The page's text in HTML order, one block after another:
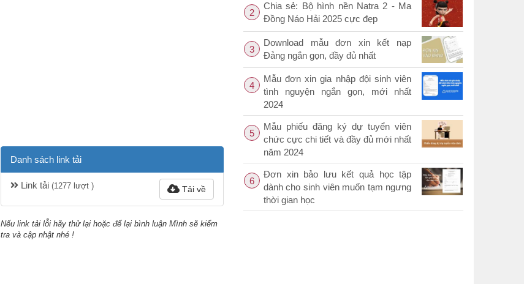
Danh sách link tải
Link tải(1277 lượt ) Tải về
Nếu link tải lỗi hãy thử lại hoặc để lại bình luận Mình sẽ kiểm
tra và cập nhật nhé !
2
Chia sẻ: Bộ hình nền Natra 2 - Ma
Đồng Náo Hải 2025 cực đẹp
3
Download mẫu đơn xin kết nạp
Đảng ngắn gọn, đầy đủ nhất
4
Mẫu đơn xin gia nhập đội sinh viên
tình nguyện ngắn gọn, mới nhất
2024
5
Mẫu phiếu đăng ký dự tuyển viên
chức cực chi tiết và đầy đủ mới nhất
năm 2024
6
Đơn xin bảo lưu kết quả học tập
dành cho sinh viên muốn tạm ngưng
thời gian học